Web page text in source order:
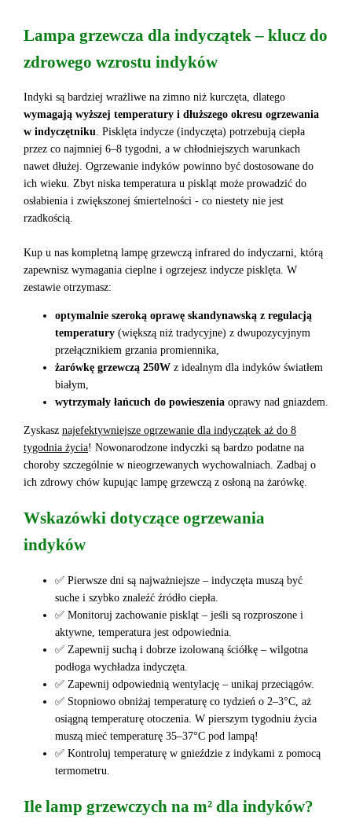
Lampa grzewcza dla indyczątek – klucz do
zdrowego wzrostu indyków
Indyki są bardziej wrażliwe na zimno niż kurczęta, dlatego
wymagają wyższej temperatury i dłuższego okresu ogrzewania
w indyczętniku. Pisklęta indycze (indyczęta) potrzebują ciepła
przez co najmniej 6–8 tygodni, a w chłodniejszych warunkach
nawet dłużej. Ogrzewanie indyków powinno być dostosowane do
ich wieku. Zbyt niska temperatura u piskląt może prowadzić do
osłabienia i zwiększonej śmiertelności - co niestety nie jest
rzadkością.
Kup u nas kompletną lampę grzewczą infrared do indyczarni, którą
zapewnisz wymagania cieplne i ogrzejesz indycze pisklęta. W
zestawie otrzymasz:
optymalnie szeroką oprawę skandynawską z regulacją
temperatury (większą niż tradycyjne) z dwupozycyjnym
przełącznikiem grzania promiennika,
żarówkę grzewczą 250W z idealnym dla indyków światłem
białym,
wytrzymały łańcuch do powieszenia oprawy nad gniazdem.
Zyskasz najefektywniejsze ogrzewanie dla indyczątek aż do 8
tygodnia życia! Nowonarodzone indyczki są bardzo podatne na
choroby szczególnie w nieogrzewanych wychowalniach. Zadbaj o
ich zdrowy chów kupując lampę grzewczą z osłoną na żarówkę.
Wskazówki dotyczące ogrzewania
indyków
✅ Pierwsze dni są najważniejsze – indyczęta muszą być
suche i szybko znaleźć źródło ciepła.
✅ Monitoruj zachowanie piskląt – jeśli są rozproszone i
aktywne, temperatura jest odpowiednia.
✅ Zapewnij suchą i dobrze izolowaną ściółkę – wilgotna
podłoga wychładza indyczęta.
✅ Zapewnij odpowiednią wentylację – unikaj przeciągów.
✅ Stopniowo obniżaj temperaturę co tydzień o 2–3°C, aż
osiągną temperaturę otoczenia. W pierszym tygodniu życia
muszą mieć temperaturę 35–37°C pod lampą!
✅ Kontroluj temperaturę w gnieździe z indykami z pomocą
termometru.
Ile lamp grzewczych na m² dla indyków?